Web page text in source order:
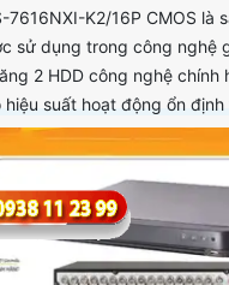
7616NXI-K2/16P CMOS là
sử dụng trong công nghệ
2 HDD công nghệ chính
suất hoạt động ổn